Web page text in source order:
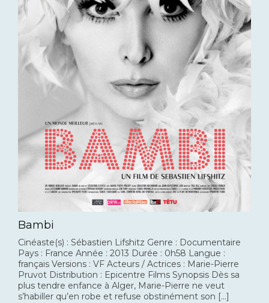
Bambi
Cinéaste(s) : Sébastien Lifshitz Genre : Documentaire
Pays : France Année : 2013 Durée : 0h58 Langue :
français Versions : VF Acteurs / Actrices : Marie-Pierre
Pruvot Distribution : Epicentre Films Synopsis Dès sa
plus tendre enfance à Alger, Marie-Pierre ne veut
s’habiller qu’en robe et refuse obstinément son […]